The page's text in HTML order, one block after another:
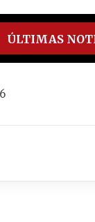
tiktokyoutube
ÚLTIMAS